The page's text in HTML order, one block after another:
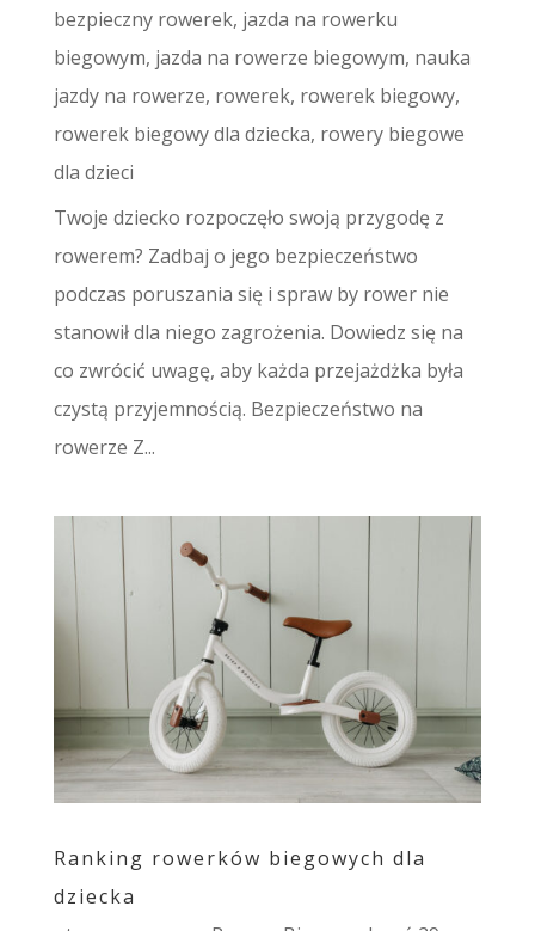
bezpieczny rowerek, jazda na rowerku
biegowym, jazda na rowerze biegowym, nauka
jazdy na rowerze, rowerek, rowerek biegowy,
rowerek biegowy dla dziecka, rowery biegowe
dla dzieci
Twoje dziecko rozpoczęło swoją przygodę z
rowerem? Zadbaj o jego bezpieczeństwo
podczas poruszania się i spraw by rower nie
stanowił dla niego zagrożenia. Dowiedz się na
co zwrócić uwagę, aby każda przejażdżka była
czystą przyjemnością. Bezpieczeństwo na
rowerze Z...
Ranking rowerków biegowych dla
dziecka